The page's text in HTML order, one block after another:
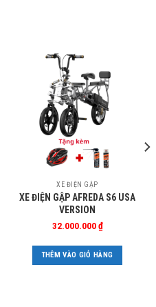
XE ĐIỆN GẬP
XE ĐIỆN GẬP AFREDA S6 USA
VERSION
32.000.000₫
THÊM VÀO GIỎ HÀNG